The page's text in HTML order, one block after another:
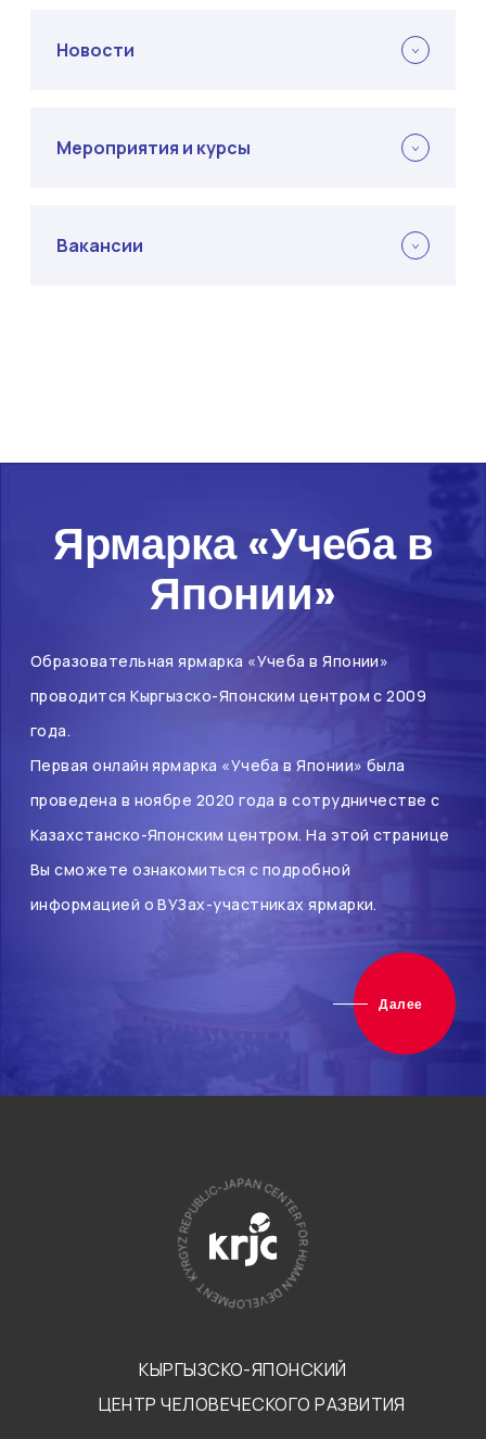
Новости
Мероприятия и курсы
Вакансии
Ярмарка «Учеба в
Японии»
Образовательная ярмарка «Учеба в Японии»
проводится Кыргызско-Японским центром с 2009
года.
Первая онлайн ярмарка «Учеба в Японии» была
проведена в ноябре 2020 года в сотрудничестве с
Казахстанско-Японским центром. На этой странице
Вы сможете ознакомиться с подробной
информацией о ВУЗах-участниках ярмарки.
Далее
КЫРГЫЗСКО-ЯПОНСКИЙ
ЦЕНТР ЧЕЛОВЕЧЕСКОГО РАЗВИТИЯ